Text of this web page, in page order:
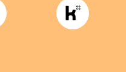
https://
rentenversicherung-
nordbayern6